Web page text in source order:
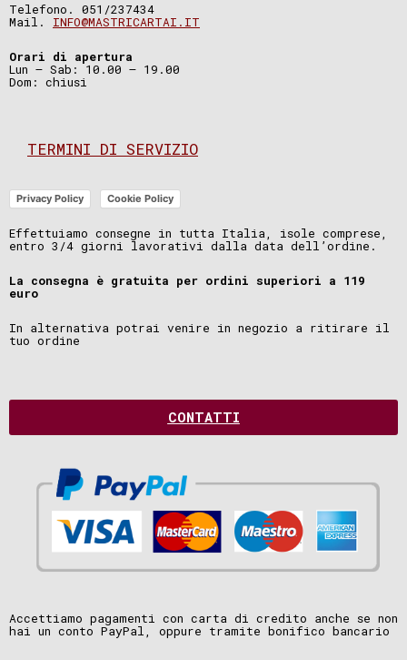
Telefono. 051/237434
Mail. INFO@MASTRICARTAI.IT
Orari di apertura
Lun – Sab: 10.00 – 19.00
Dom: chiusi
TERMINI DI SERVIZIO
Privacy Policy Cookie Policy
Effettuiamo consegne in tutta Italia, isole comprese,
entro 3/4 giorni lavorativi dalla data dell’ordine.
La consegna è gratuita per ordini superiori a 119
euro
In alternativa potrai venire in negozio a ritirare il
tuo ordine
CONTATTI
Accettiamo pagamenti con carta di credito anche se non
hai un conto PayPal, oppure tramite bonifico bancario